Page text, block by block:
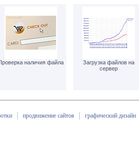
наличия файла
Загрузка файлов на
сервер
продвижение сайтов графический дизайн